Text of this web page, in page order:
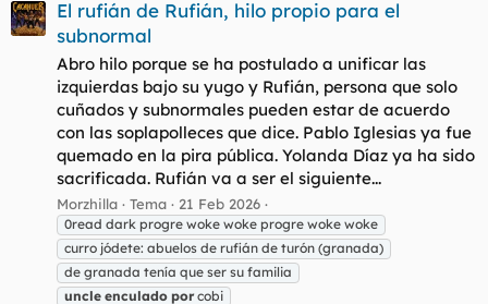
El rufián de Rufián, hilo propio para el
subnormal
Abro hilo porque se ha postulado a unificar las
izquierdas bajo su yugo y Rufián, persona que solo
cuñados y subnormales pueden estar de acuerdo
con las soplapolleces que dice. Pablo Iglesias ya fue
quemado en la pira pública. Yolanda Díaz ya ha sido
sacrificada. Rufián va a ser el siguiente...
Morzhilla Tema 21 Feb 2026
0read dark progre woke woke progre woke woke
curro jódete: abuelos de rufián de turón (granada)
de granada tenía que ser su familia
uncle enculado por cobi